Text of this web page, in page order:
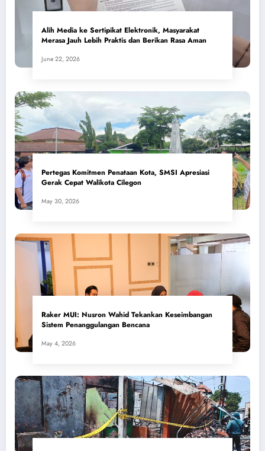
Alih Media ke Sertipikat Elektronik, Masyarakat
Merasa Jauh Lebih Praktis dan Berikan Rasa Aman
June 22, 2026
Pertegas Komitmen Penataan Kota, SMSI Apresiasi
Gerak Cepat Walikota Cilegon
May 30, 2026
​Raker MUI: Nusron Wahid Tekankan Keseimbangan
Sistem Penanggulangan Bencana
May 4, 2026